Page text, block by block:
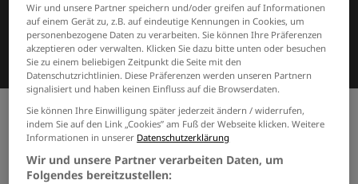
Suchen
Start Merkliste
Merkliste
Wir und unsere Partner speichern und/oder greifen auf Informationen
auf einem Gerät zu, z.B. auf eindeutige Kennungen in Cookies, um
personenbezogene Daten zu verarbeiten. Sie können Ihre Präferenzen
akzeptieren oder verwalten. Klicken Sie dazu bitte unten oder besuchen
Sie zu einem beliebigen Zeitpunkt die Seite mit den
Datenschutzrichtlinien. Diese Präferenzen werden unseren Partnern
signalisiert und haben keinen Einfluss auf die Browserdaten.
Sie können Ihre Einwilligung später jederzeit ändern / widerrufen,
indem Sie auf den Link „Cookies” am Fuß der Webseite klicken. Weitere
Informationen in unserer Datenschutzerklärung
Wir und unsere Partner verarbeiten Daten, um
Folgendes bereitzustellen: